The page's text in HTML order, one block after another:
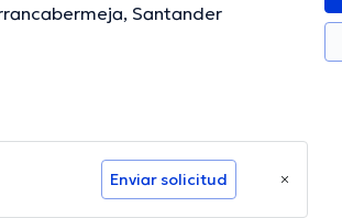
Santander
Enviar solicitud